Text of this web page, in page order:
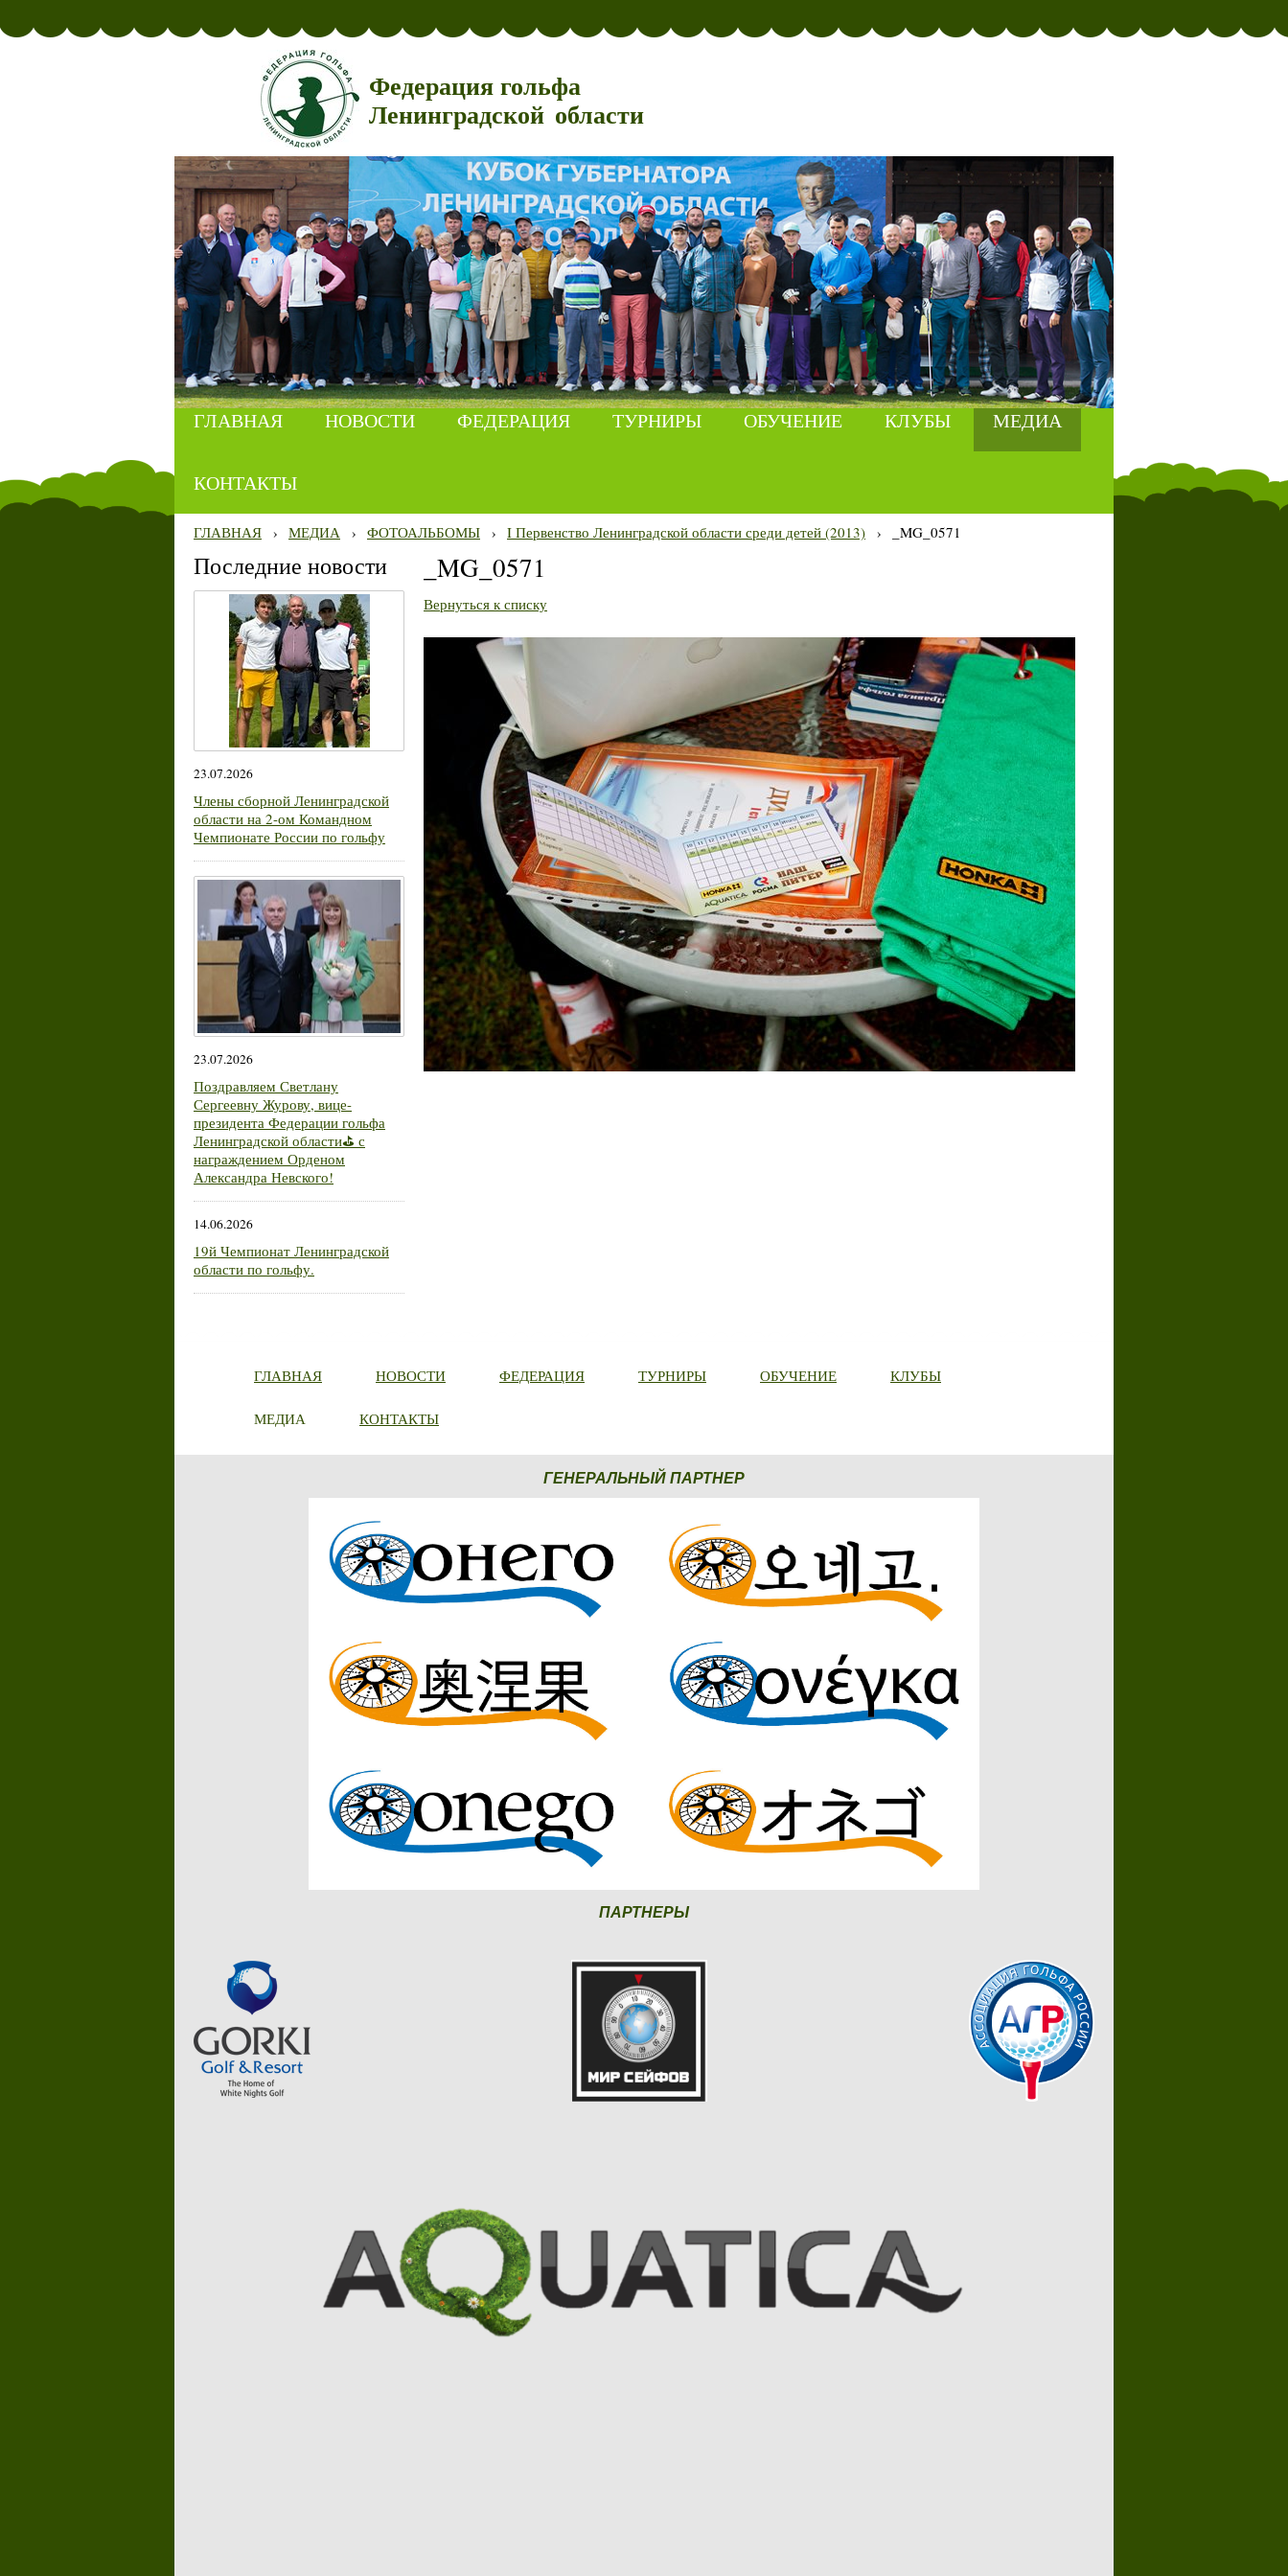
Федерация гольфа
Ленинградской области
ГЛАВНАЯ НОВОСТИ ФЕДЕРАЦИЯ ТУРНИРЫ ОБУЧЕНИЕ КЛУБЫ МЕДИА
КОНТАКТЫ
ГЛАВНАЯ › МЕДИА › ФОТОАЛЬБОМЫ › I Первенство Ленинградской области среди детей (2013) › _MG_0571
Последние новости
23.07.2026
Члены сборной Ленинградской
области на 2-ом Командном
Чемпионате России по гольфу
23.07.2026
Поздравляем Светлану
Сергеевну Журову, вице-
президента Федерации гольфа
Ленинградской области⛳ с
награждением Орденом
Александра Невского!
14.06.2026
19й Чемпионат Ленинградской
области по гольфу.
_MG_0571
Вернуться к списку
ГЛАВНАЯ НОВОСТИ ФЕДЕРАЦИЯ ТУРНИРЫ ОБУЧЕНИЕ КЛУБЫ
МЕДИА КОНТАКТЫ
ГЕНЕРАЛЬНЫЙ ПАРТНЕР
ПАРТНЕРЫ